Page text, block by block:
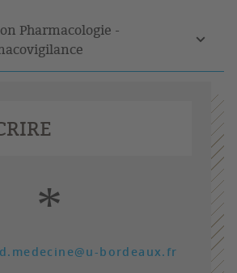
Pharmacologie -
*
bordeaux.fr